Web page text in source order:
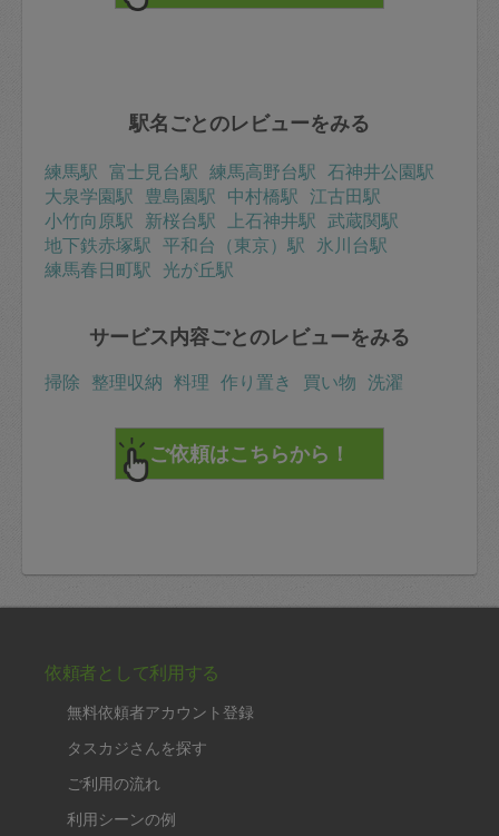
駅名ごとのレビューをみる
練馬駅 富士見台駅 練馬高野台駅 石神井公園駅
大泉学園駅 豊島園駅 中村橋駅 江古田駅
小竹向原駅 新桜台駅 上石神井駅 武蔵関駅
地下鉄赤塚駅 平和台（東京）駅 氷川台駅
練馬春日町駅 光が丘駅
サービス内容ごとのレビューをみる
掃除 整理収納 料理 作り置き 買い物 洗濯
依頼者として利用する
無料依頼者アカウント登録
タスカジさんを探す
ご利用の流れ
利用シーンの例